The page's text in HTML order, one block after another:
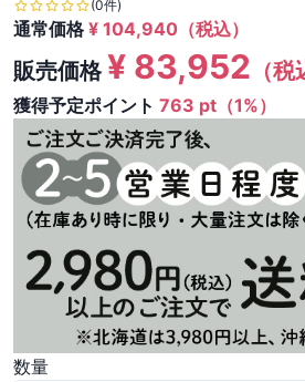
(0件)
通常価格¥ 104,940 （税込）
販売価格¥ 83,952 （税
獲得予定ポイント 763 pt（1%）
数量